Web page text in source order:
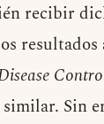
recibir
resultados
Sin